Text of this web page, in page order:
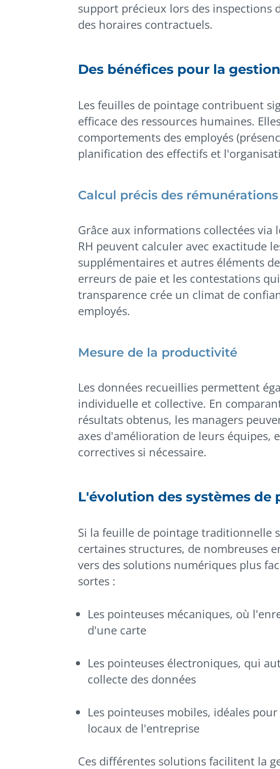
support précieux lors des inspections
des horaires contractuels.
Des bénéfices pour la
Les feuilles de pointage contribuent
efficace des ressources humaines.
comportements des employés
planification des effectifs et
Calcul précis des rémunérations
Grâce aux informations collectées via
RH peuvent calculer avec exactitude
supplémentaires et autres éléments
erreurs de paie et les contestations
transparence crée un climat de
employés.
Mesure de la productivité
Les données recueillies permettent
individuelle et collective. En
résultats obtenus, les managers
axes d'amélioration de leurs équipes,
correctives si nécessaire.
L'évolution des systèmes de
Si la feuille de pointage traditionnelle
certaines structures, de nombreuses
vers des solutions numériques plus
sortes :
Les pointeuses mécaniques, où
d'une carte
Les pointeuses électroniques, qui
collecte des données
Les pointeuses mobiles, idéales
locaux de l'entreprise
Ces différentes solutions facilitent la